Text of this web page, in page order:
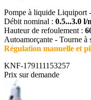
Pompe à liquide Liquiport
Débit nominal : 0.5...3.0 l/
Hauteur de refoulement :
Autoamorçante - Tourne à
Régulation manuelle et
KNF-179111153257
Prix sur demande